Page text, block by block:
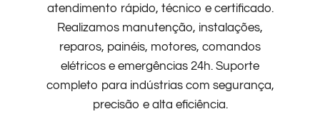
atendimento rápido, técnico e certificado.
Realizamos manutenção, instalações,
reparos, painéis, motores, comandos
elétricos e emergências 24h. Suporte
completo para indústrias com segurança,
precisão e alta eficiência.